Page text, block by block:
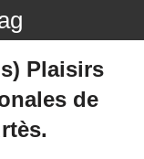
Plaisirs
de